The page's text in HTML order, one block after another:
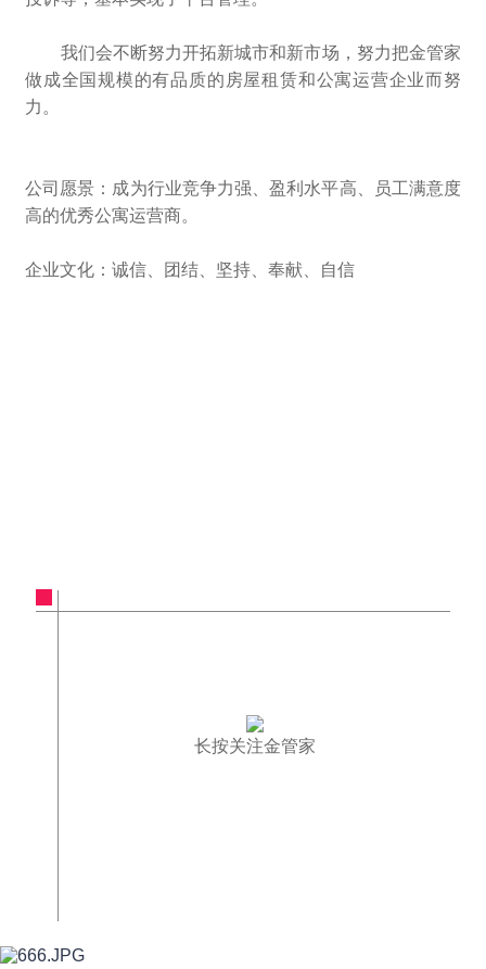
我们会不断努力开拓新城市和新市场，努力把金管家
做成全国规模的有品质的房屋租赁和公寓运营企业而努
力。
公司愿景：成为行业竞争力强、盈利水平高、员工满意度
高的优秀公寓运营商。
企业文化：诚信、团结、坚持、奉献、自信
长按关注金管家